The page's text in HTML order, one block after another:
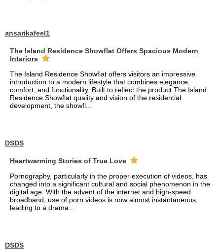
ansarikafeel1
The Island Residence Showflat Offers Spacious Modern
Interiors
The Island Residence Showflat offers visitors an impressive
introduction to a modern lifestyle that combines elegance,
comfort, and functionality. Built to reflect the product The Island
Residence Showflat quality and vision of the residential
development, the showfl...
DSDS
Heartwarming Stories of True Love
Pornography, particularly in the proper execution of videos, has
changed into a significant cultural and social phenomenon in the
digital age. With the advent of the internet and high-speed
broadband, use of porn videos is now almost instantaneous,
leading to a drama...
DSDS